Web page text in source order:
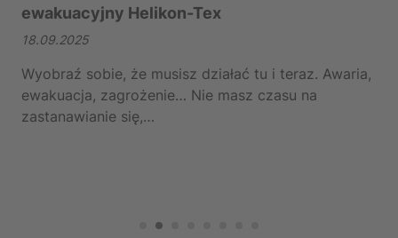
ewakuacyjny Helikon-Tex
18.09.2025
Wyobraź sobie, że musisz działać tu i teraz. Awaria,
ewakuacja, zagrożenie… Nie masz czasu na
zastanawianie się,…